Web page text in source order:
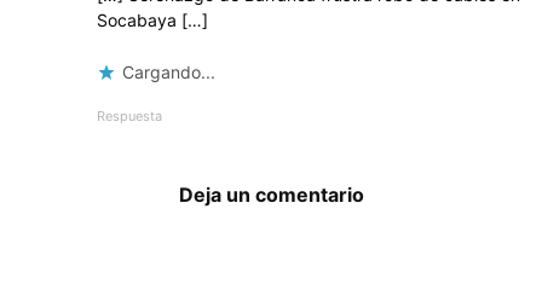
Socabaya […]
Cargando...
Respuesta
Deja un comentario